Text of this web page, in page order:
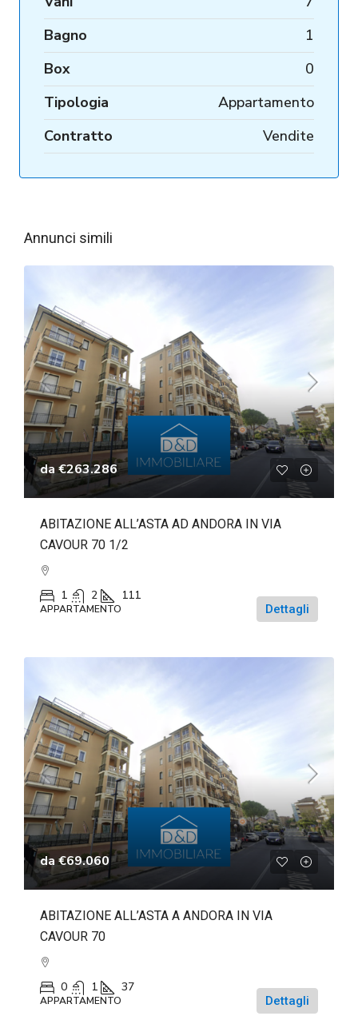
Bagno
1
Box
0
Tipologia
Appartamento
Contratto
Vendite
Annunci simili
da €263.286
ABITAZIONE ALL’ASTA AD ANDORA IN VIA
CAVOUR 70 1/2
1 2 111
APPARTAMENTO Dettagli
da €69.060
ABITAZIONE ALL’ASTA A ANDORA IN VIA
CAVOUR 70
0 1 37
APPARTAMENTO Dettagli